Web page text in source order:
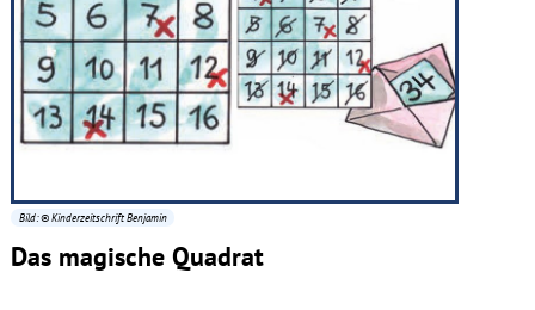
Bild: © Kinderzeitschrift Benjamin
Das magische Quadrat